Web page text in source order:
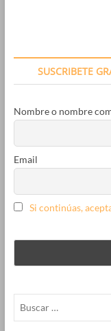
SUSCRIBETE
Nombre o nombre
Email
Si continúas,